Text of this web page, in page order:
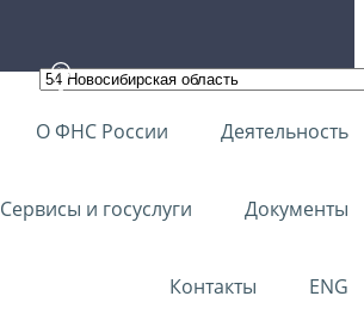
О ФНС России Деятельность
Сервисы и госуслуги Документы
Контакты ENG